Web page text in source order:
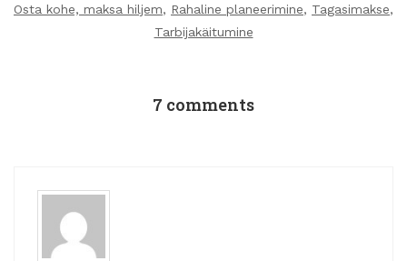
Osta kohe, maksa hiljem, Rahaline planeerimine, Tagasimakse,
Tarbijakäitumine
7 comments